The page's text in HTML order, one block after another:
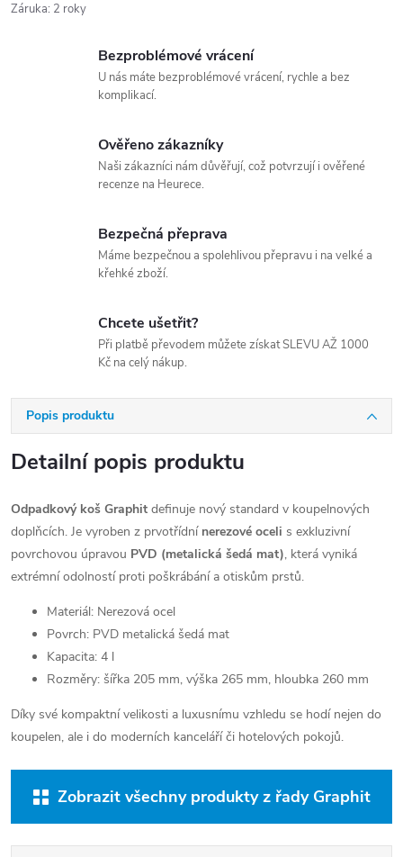
Záruka: 2 roky
Bezproblémové vrácení
U nás máte bezproblémové vrácení, rychle a bez
komplikací.
Ověřeno zákazníky
Naši zákazníci nám důvěřují, což potvrzují i ověřené
recenze na Heurece.
Bezpečná přeprava
Máme bezpečnou a spolehlivou přepravu i na velké a
křehké zboží.
Chcete ušetřit?
Při platbě převodem můžete získat SLEVU AŽ 1000
Kč na celý nákup.
Popis produktu
Detailní popis produktu
Odpadkový koš Graphit definuje nový standard v koupelnových
doplňcích. Je vyroben z prvotřídní nerezové oceli s exkluzivní
povrchovou úpravou PVD (metalická šedá mat), která vyniká
extrémní odolností proti poškrábání a otiskům prstů.
Materiál: Nerezová ocel
Povrch: PVD metalická šedá mat
Kapacita: 4 l
Rozměry: šířka 205 mm, výška 265 mm, hloubka 260 mm
Díky své kompaktní velikosti a luxusnímu vzhledu se hodí nejen do
koupelen, ale i do moderních kanceláří či hotelových pokojů.
Zobrazit všechny produkty z řady Graphit